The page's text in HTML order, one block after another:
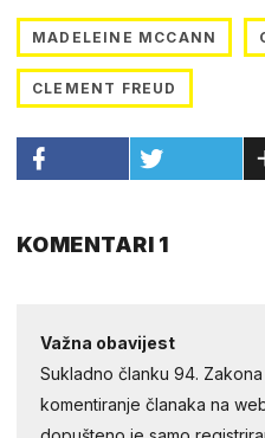
MADELEINE MCCANN
CLEMENT FREUD
KOMENTARI 1
Važna obavijest
Sukladno članku 94.
komentiranje članaka na